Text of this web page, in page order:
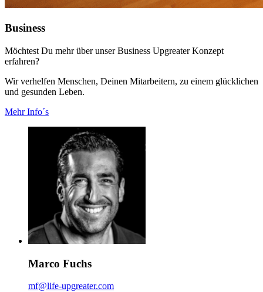
Business
Möchtest Du mehr über unser Business Upgreater Konzept
erfahren?
Wir verhelfen Menschen, Deinen Mitarbeitern, zu einem glücklichen
und gesunden Leben.
Mehr Info´s
Marco Fuchs
mf@life-upgreater.com